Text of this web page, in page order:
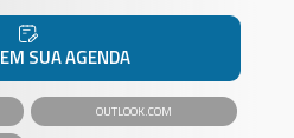
SUA AGENDA
OUTLOOK.COM